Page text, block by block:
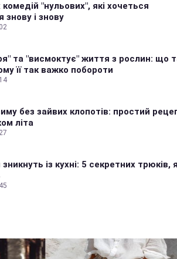
"нульових", які хочеться
знову і знову
та "висмоктує" життя з рослин: що
її так важко побороти
без зайвих клопотів: простий
літа
із кухні: 5 секретних трюків,